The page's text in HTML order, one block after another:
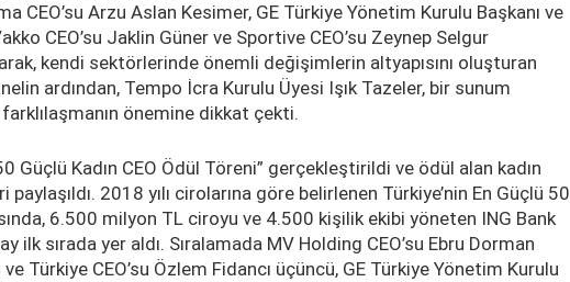
CEO’su Arzu Aslan Kesimer, GE Türkiye Yönetim Kurulu Başkanı ve
CEO’su Jaklin Güner ve Sportive CEO’su Zeynep Selgur
kendi sektörlerinde önemli değişimlerin altyapısını oluşturan
ardından, Tempo İcra Kurulu Üyesi Işık Tazeler, bir sunum
önemine dikkat çekti.
Güçlü Kadın CEO Ödül Töreni” gerçekleştirildi ve ödül alan kadın
paylaşıldı. 2018 yılı cirolarına göre belirlenen Türkiye’nin En Güçlü 50
6.500 milyon TL ciroyu ve 4.500 kişilik ekibi yöneten ING Bank
ilk sırada yer aldı. Sıralamada MV Holding CEO’su Ebru Dorman
Türkiye CEO’su Özlem Fidancı üçüncü, GE Türkiye Yönetim Kurulu